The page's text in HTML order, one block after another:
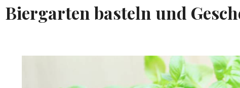
Biergarten basteln und